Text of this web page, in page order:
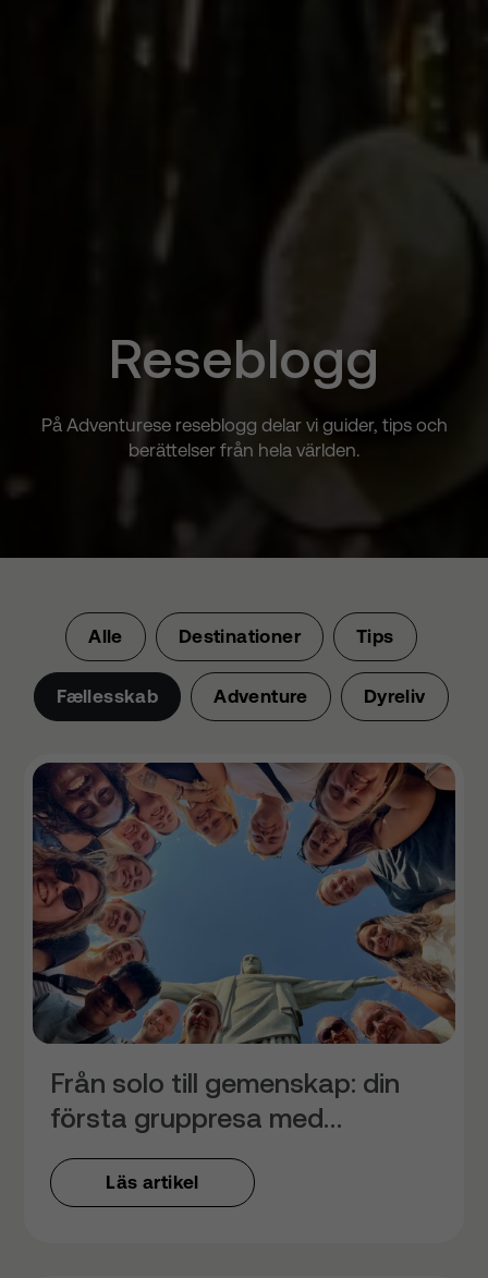
Reseblogg
På Adventurese reseblogg delar vi guider, tips och
berättelser från hela världen.
Alle Destinationer Tips
Fællesskab Adventure Dyreliv
Från solo till gemenskap: din
första gruppresa med
Adventuredk
Läs artikel